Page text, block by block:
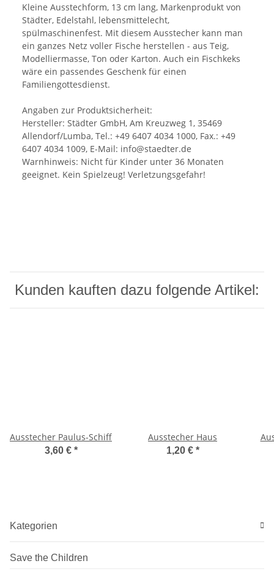
Kleine Ausstechform, 13 cm lang, Markenprodukt von
Städter, Edelstahl, lebensmittelecht,
spülmaschinenfest. Mit diesem Ausstecher kann man
ein ganzes Netz voller Fische herstellen - aus Teig,
Modelliermasse, Ton oder Karton. Auch ein Fischkeks
wäre ein passendes Geschenk für einen
Familiengottesdienst.
Angaben zur Produktsicherheit:
Hersteller: Städter GmbH, Am Kreuzweg 1, 35469
Allendorf/Lumba, Tel.: +49 6407 4034 1000, Fax.: +49
6407 4034 1009, E-Mail: info@staedter.de
Warnhinweis: Nicht für Kinder unter 36 Monaten
geeignet. Kein Spielzeug! Verletzungsgefahr!
Kunden kauften dazu folgende Artikel:
Ausstecher Paulus-Schiff
3,60 € *
Ausstecher Haus
1,20 € *
Kategorien
Save the Children